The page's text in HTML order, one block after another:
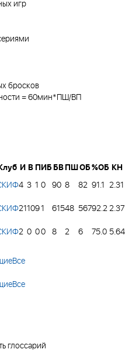
игр
бросков
= 60мин*ПШ/ВП
Клуб И В П ИБ БВ ПШ ОБ %ОБ КН
4 3 1 0 90 8 82 91.1 2.31
21 1091 61548 56792.2 2.37
2 0 00 8 2 6 75.0 5.64
Все
Все
глоссарий